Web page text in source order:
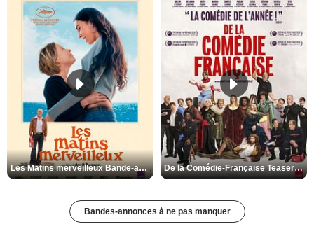
Les Matins merveilleux Bande-annonce VF De la Comédie-Française Teaser VF
Bandes-annonces à ne pas manquer